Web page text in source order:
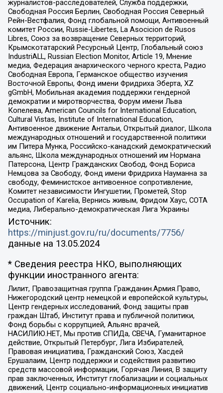
журналистов-расследователей, Служба поддержки,
Свободная Россия Берлин, Свободная Россия Северный
Рейн-Вестфалия, Фонд глобальной помощи, Антивоенный
комитет России, Russie-Libertes, La Asocicion de Rusos
Libres, Союз за возвращение Северных территорий,
Крымскотатарский Ресурсный Центр, Глобальный союз
IndustriALL, Russian Election Monitor, Article 19, Мнение
медиа, Федерация анархического черного креста, Радио
Свободная Европа, Германское общество изучения
Восточной Европы, Фонд имени Фридриха Эберта, XZ
gGmbH, Мобильная академия поддержки гендерной
демократии и миротворчества, Форум имени Льва
Копелева, American Councils for International Education,
Cultural Vistas, Institute of International Education,
Антивоенное движение Антальи, Открытый диалог, Школа
международных отношений и государственной политики
им Питера Мунка, Российско-канадский демократический
альянс, Школа международных отношений им Нормана
Патерсона, Центр Гражданских Свобод, Фонд Бориса
Немцова за Свободу, Фонд имени Фридриха Науманна за
свободу, Феминистское антивоенное сопротивление,
Комитет независимости Ингушетии, Прометей, Stop
Occupation of Karelia, Вернись живым, Фридом Хаус, СОТА
медиа, Либерально-демократическая Лига Украины
Источник:
https://minjust.gov.ru/ru/documents/7756/
данные на 13.05.2024
* Сведения реестра НКО, выполняющих
функции иностранного агента:
Лилит, Правозащитная группа Гражданин.Армия.Право,
Нижегородский центр немецкой и европейской культуры,
Центр гендерных исследований, Фонд защиты прав
граждан Штаб, Институт права и публичной политики,
Фонд борьбы с коррупцией, Альянс врачей,
НАСИЛИЮ.НЕТ, Мы против СПИДа, СВЕЧА, Гуманитарное
действие, Открытый Петербург, Лига Избирателей,
Правовая инициатива, Гражданский Союз, Хасдей
Ерушалаим, Центр поддержки и содействия развитию
средств массовой информации, Горячая Линия, В защиту
прав заключенных, Институт глобализации и социальных
движений, Центр социально-информационных инициатив